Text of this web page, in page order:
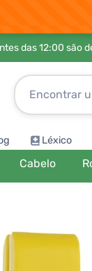
das 12:00 são
Léxico
Cabelo